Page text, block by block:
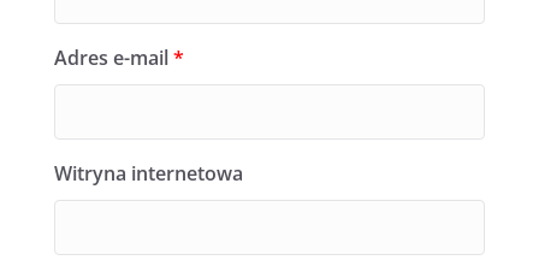
Adres e-mail*
Witryna internetowa